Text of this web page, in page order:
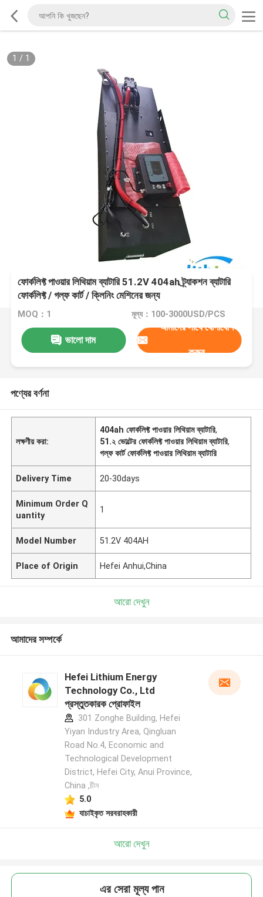
1 / 1
ফোর্কলিফ্ট পাওয়ার লিথিয়াম ব্যাটারি 51.2V 404ah ট্র্যাকশন ব্যাটারি
ফোর্কলিফ্ট / গল্ফ কার্ট / ক্লিনিং মেশিনের জন্য
MOQ：1 মূল্য：100-3000USD/PCS
ভালো দাম
আমাদের সাথে যোগাযোগ
করুন
পণ্যের বর্ণনা
লক্ষণীয় করা:
404ah ফোর্কলিফ্ট পাওয়ার লিথিয়াম ব্যাটারি,
51.২ ভোল্টের ফোর্কলিফ্ট পাওয়ার লিথিয়াম ব্যাটারি,
গল্ফ কার্ট ফোর্কলিফ্ট পাওয়ার লিথিয়াম ব্যাটারি
Delivery Time 20-30days
Minimum Order Q
uantity
1
Model Number 51.2V 404AH
Place of Origin Hefei Anhui,China
আরো দেখুন
আমাদের সম্পর্কে
Hefei Lithium Energy
Technology Co., Ltd
প্রস্তুতকারক প্রোফাইল
301 Zonghe Building, Hefei
Yiyan Industry Area, Qingluan
Road No.4, Economic and
Technological Development
District, Hefei City, Anui Province,
China ,চীন
5.0
যাচাইকৃত সরবরাহকারী
আরো দেখুন
এর সেরা মূল্য পান